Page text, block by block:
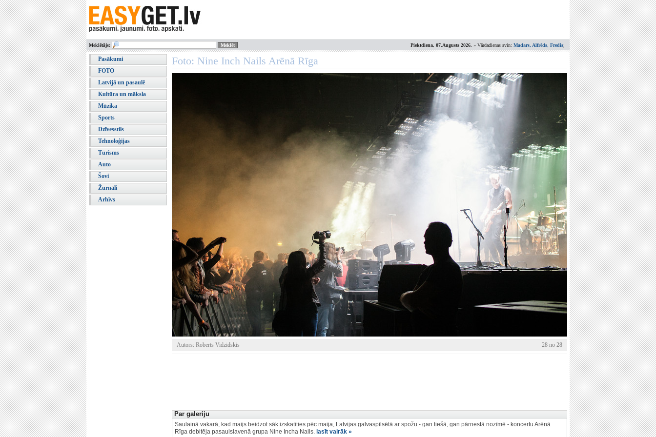
Piektdiena, 07.Augusts 2026. » Vārdadienas svin: Madars, Alfrēds, Fredis;
Meklētājs:
Pasākumi
FOTO
Latvijā un pasaulē
Kultūra un māksla
Mūzika
Sports
Dzīvesstils
Tehnoloģijas
Tūrisms
Auto
Šovi
Žurnāli
Arhīvs
Foto: Nine Inch Nails Arēnā Rīga
Autors: Roberts Vidzidskis 28 no 28
Par galeriju
Saulainā vakarā, kad maijs beidzot sāk izskatīties pēc maija, Latvijas galvaspilsētā ar spožu - gan tiešā, gan pārnestā nozīmē - koncertu Arēnā
Rīga debitēja pasaulslavenā grupa Nine Incha Nails. lasīt vairāk »